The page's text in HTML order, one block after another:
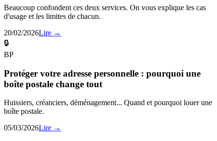
Beaucoup confondent ces deux services. On vous explique les cas
d'usage et les limites de chacun.
20/02/2026Lire →
🔒
BP
Protéger votre adresse personnelle : pourquoi une
boîte postale change tout
Huissiers, créanciers, déménagement... Quand et pourquoi louer une
boîte postale.
05/03/2026Lire →